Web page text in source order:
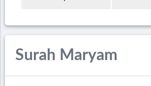
Surah Maryam